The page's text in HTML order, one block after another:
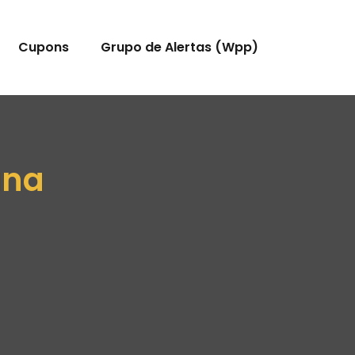
Cupons Grupo de Alertas (Wpp)